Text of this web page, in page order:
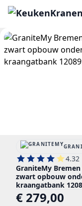
4.32
GraniteMy
zwart opbouw
kraangatbank
€ 279,00